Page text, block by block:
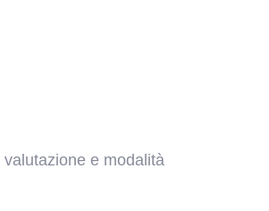
e modalità